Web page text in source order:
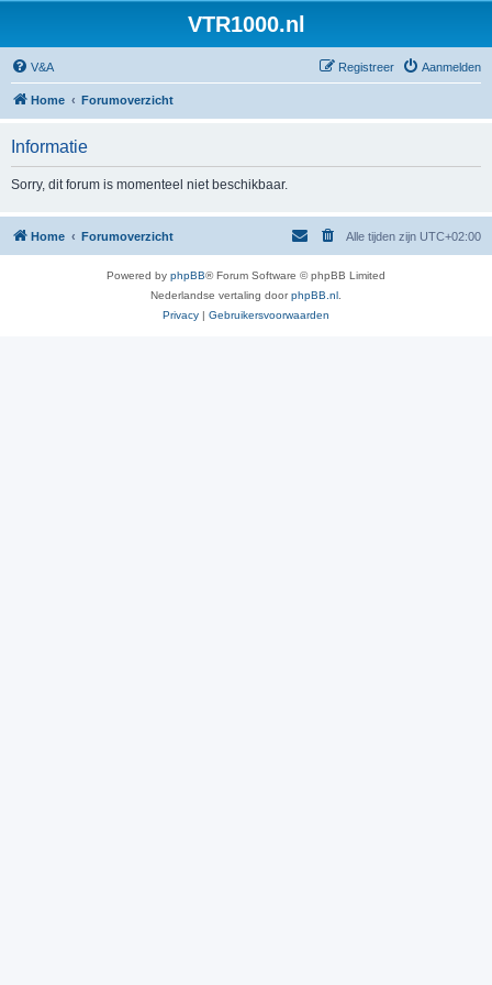
VTR1000.nl
V&A Aanmelden
Registreer
Home Forumoverzicht
Informatie
Sorry, dit forum is momenteel niet beschikbaar.
Home Forumoverzicht Alle tijden zijn UTC+02:00
Powered by phpBB® Forum Software © phpBB Limited
Nederlandse vertaling doorphpBB.nl
Privacy | Gebruikersvoorwaarden